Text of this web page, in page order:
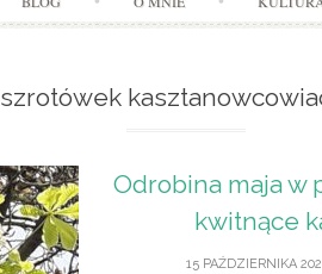
szrotówek
Odrobina maja w
kwitnące
15 PAŹDZIERNIKA